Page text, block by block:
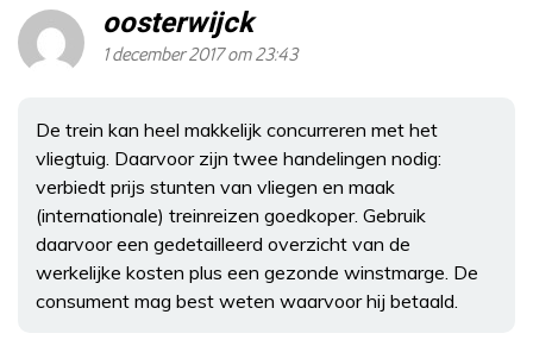
oosterwijck
1 december 2017 om 23:43
De trein kan heel makkelijk concurreren met het
vliegtuig. Daarvoor zijn twee handelingen nodig:
verbiedt prijs stunten van vliegen en maak
(internationale) treinreizen goedkoper. Gebruik
daarvoor een gedetailleerd overzicht van de
werkelijke kosten plus een gezonde winstmarge. De
consument mag best weten waarvoor hij betaald.